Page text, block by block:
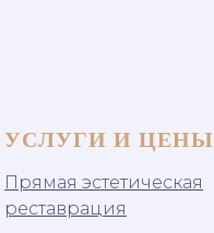
УСЛУГИ И ЦЕНЫ
Прямая эстетическая
реставрация